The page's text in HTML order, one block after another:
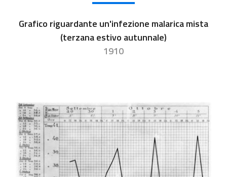
Grafico riguardante un'infezione malarica mista
(terzana estivo autunnale)
1910